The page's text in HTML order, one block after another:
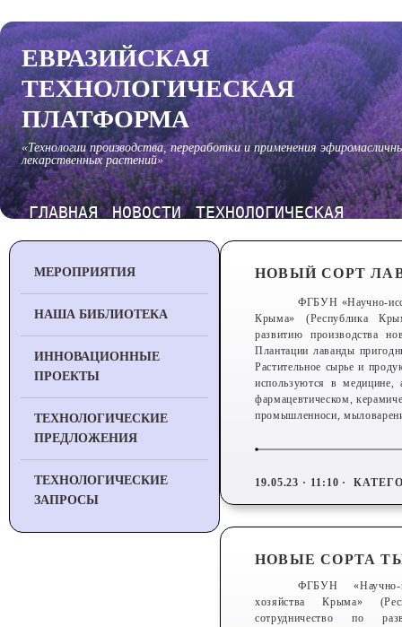
ЕВРАЗИЙСКАЯ
ТЕХНОЛОГИЧЕСКАЯ
ПЛАТФОРМА
«Технологии производства, переработки и применения
лекарственных растений»
ГЛАВНАЯ НОВОСТИ
ТЕХНОЛОГИЧЕСКАЯ
МЕРОПРИЯТИЯ
НАША БИБЛИОТЕКА
ИННОВАЦИОННЫЕ
ПРОЕКТЫ
ТЕХНОЛОГИЧЕСКИЕ
ПРЕДЛОЖЕНИЯ
ТЕХНОЛОГИЧЕСКИЕ
ЗАПРОСЫ
НОВЫЙ СОРТ
ФГБУН «Научно-
Крыма» (Республика
развитию производства
Плантации лаванды
Растительное сырье и
используются в медицине,
фармацевтическом,
промышленноси,
19.05.23 · 11:10 ·
НОВЫЕ СОРТА
ФГБУН «Научно-
хозяйства Крыма»
сотрудничество по